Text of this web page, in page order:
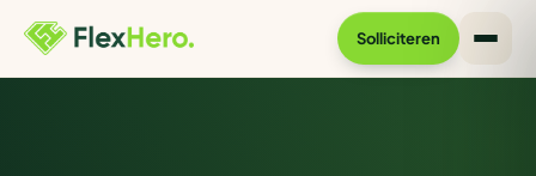
Solliciteren